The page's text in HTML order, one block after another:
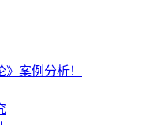
案例分析！